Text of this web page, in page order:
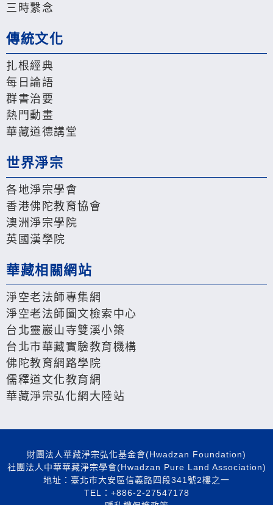
三時繫念
傳統文化
扎根經典
每日論語
群書治要
熱門動畫
華藏道德講堂
世界淨宗
各地淨宗學會
香港佛陀教育協會
澳洲淨宗學院
英國漢學院
華藏相關網站
淨空老法師專集網
淨空老法師圖文檢索中心
台北靈巖山寺雙溪小築
台北市華藏實驗教育機構
佛陀教育網路學院
儒釋道文化教育網
華藏淨宗弘化網大陸站
財團法人華藏淨宗弘化基金會(Hwadzan Foundation)
社團法人中華華藏淨宗學會(Hwadzan Pure Land Association)
地址：臺北市大安區信義路四段341號2樓之一
TEL：+886-2-27547178